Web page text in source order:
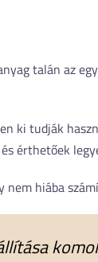
talán az
ki tudják
érthetőek
hiába